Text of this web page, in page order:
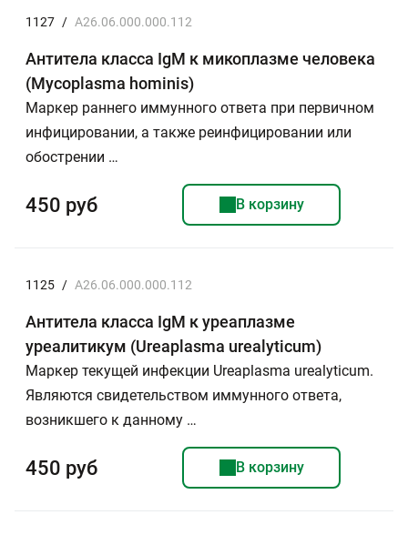
1127 / А26.06.000.000.112
Антитела класса IgM к микоплазме человека
(Myсoplasma hominis)
Маркер раннего иммунного ответа при первичном
инфицировании, а также реинфицировании или
обострении …
450 руб В корзину
1125 / А26.06.000.000.112
Антитела класса IgM к уреаплазме
уреалитикум (Ureaplasma urealyticum)
Маркер текущей инфекции Ureaplasma urealyticum.
Являются свидетельством иммунного ответа,
возникшего к данному …
450 руб В корзину